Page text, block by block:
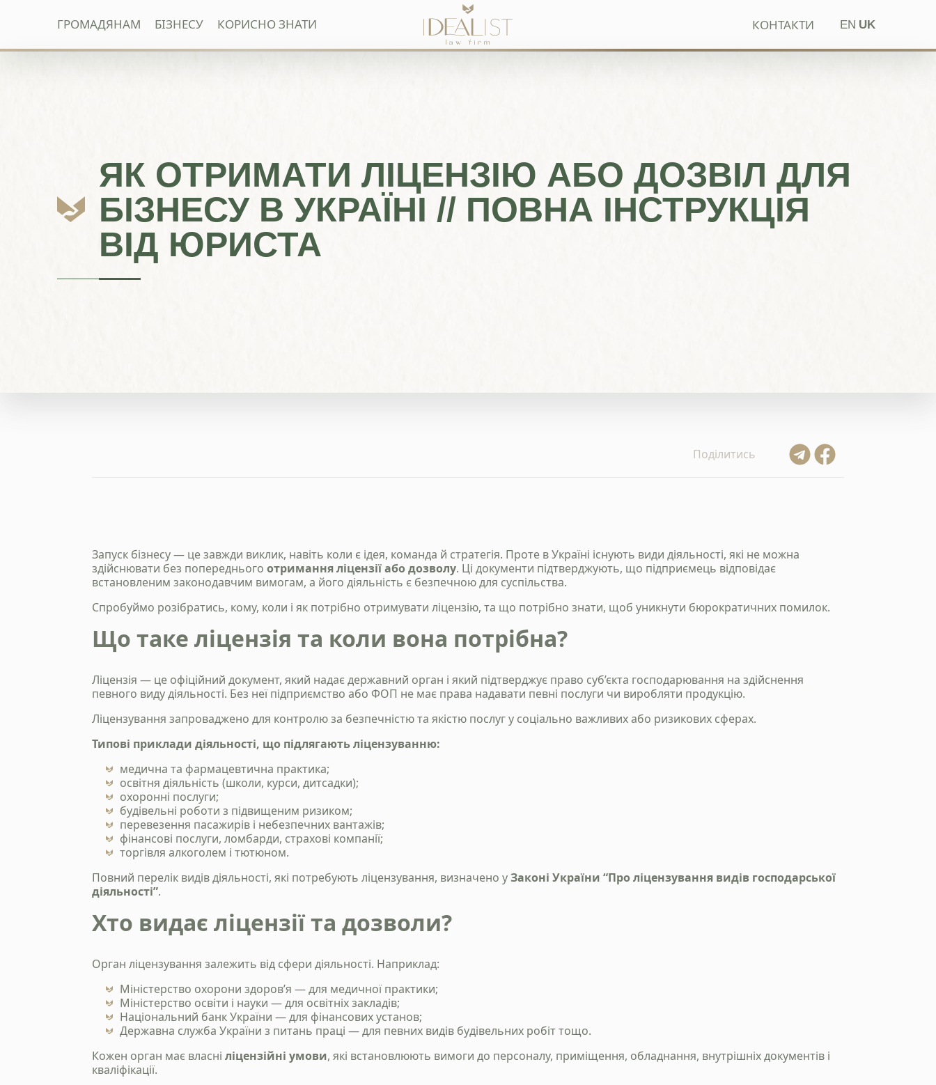
ГРОМАДЯНАМ БІЗНЕСУ КОРИСНО ЗНАТИ КОНТАКТИ EN UK
ЯК ОТРИМАТИ ЛІЦЕНЗІЮ АБО ДОЗВІЛ ДЛЯ
БІЗНЕСУ В УКРАЇНІ // ПОВНА ІНСТРУКЦІЯ
ВІД ЮРИСТА
Поділитись
Запуск бізнесу — це завжди виклик, навіть коли є ідея, команда й стратегія. Проте в Україні існують види діяльності, які не можна
здійснювати без попереднього отримання ліцензії або дозволу. Ці документи підтверджують, що підприємець відповідає
встановленим законодавчим вимогам, а його діяльність є безпечною для суспільства.
Спробуймо розібратись, кому, коли і як потрібно отримувати ліцензію, та що потрібно знати, щоб уникнути бюрократичних помилок.
Що таке ліцензія та коли вона потрібна?
Ліцензія — це офіційний документ, який надає державний орган і який підтверджує право суб’єкта господарювання на здійснення
певного виду діяльності. Без неї підприємство або ФОП не має права надавати певні послуги чи виробляти продукцію.
Ліцензування запроваджено для контролю за безпечністю та якістю послуг у соціально важливих або ризикових сферах.
Типові приклади діяльності, що підлягають ліцензуванню:
медична та фармацевтична практика;
освітня діяльність (школи, курси, дитсадки);
охоронні послуги;
будівельні роботи з підвищеним ризиком;
перевезення пасажирів і небезпечних вантажів;
фінансові послуги, ломбарди, страхові компанії;
торгівля алкоголем і тютюном.
Повний перелік видів діяльності, які потребують ліцензування, визначено уЗаконі України “Про ліцензування видів господарської
діяльності”.
Хто видає ліцензії та дозволи?
Орган ліцензування залежить від сфери діяльності. Наприклад:
Міністерство охорони здоров’я — для медичної практики;
Міністерство освіти і науки — для освітніх закладів;
Національний банк України — для фінансових установ;
Державна служба України з питань праці — для певних видів будівельних робіт тощо.
Кожен орган має власні ліцензійні умови, які встановлюють вимоги до персоналу, приміщення, обладнання, внутрішніх документів і
кваліфікації.